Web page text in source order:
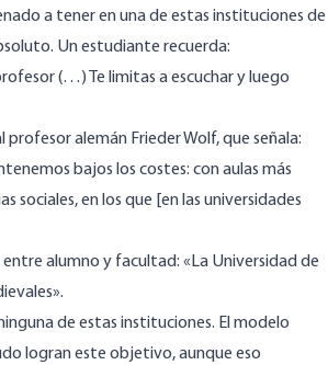
a tener en una de estas instituciones de
Un estudiante recuerda:
(…) Te limitas a escuchar y luego
profesor alemán Frieder Wolf, que señala:
bajos los costes: con aulas más
sociales, en los que [en las universidades
alumno y facultad: «La Universidad de
de estas instituciones. El modelo
logran este objetivo, aunque eso